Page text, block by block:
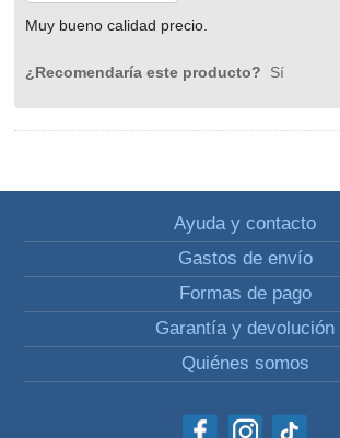
Muy bueno calidad precio.
¿Recomendaría este producto? Sí
Ayuda y contacto
Gastos de envío
Formas de pago
Garantía y devolución
Quiénes somos